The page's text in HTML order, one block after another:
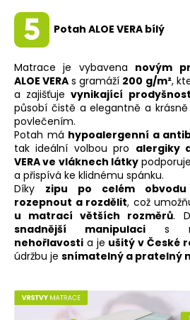
Potah ALOE VERA bílý
Matrace je vybavena novým
ALOE VERA s gramáží 200 g/m²,
a zajišťujevynikající prodyšnost
působí čistě a elegantně a
povlečením.
Potah má hypoalergenní a
tak ideální volbou pro alergiky
VERA ve vláknech látky
a přispívá ke klidnému spánku.
Díky zipu po celém obvodu
rozepnout a rozdělit, což
u matrací větších rozměrů.
snadnější manipulaci s
nehořlavosti a je ušitý v České
údržbu je snímatelný a pratelný